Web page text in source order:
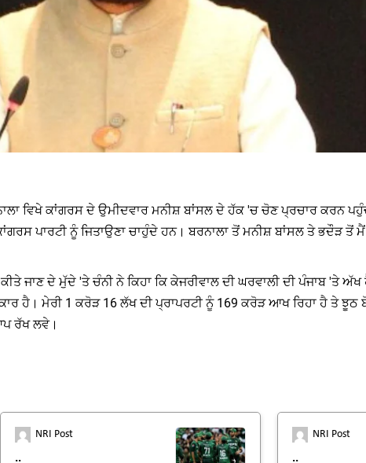
ਵਿਖੇ ਕਾਂਗਰਸ ਦੇ ਉਮੀਦਵਾਰ ਮਨੀਸ਼ ਬਾਂਸਲ ਦੇ ਹੱਕ 'ਚ ਚੋਣ ਪ੍ਰਚਾਰ ਕਰਨ
ਪਾਰਟੀ ਨੂੰ ਜਿਤਾਉਣਾ ਚਾਹੁੰਦੇ ਹਨ। ਬਰਨਾਲਾ ਤੋਂ ਮਨੀਸ਼ ਬਾਂਸਲ ਤੇ ਭਦੌੜ ਤੋਂ ਮੈਂ
ਜਾਣ ਦੇ ਮੁੱਦੇ 'ਤੇ ਚੰਨੀ ਨੇ ਕਿਹਾ ਕਿ ਕੇਜਰੀਵਾਲ ਦੀ ਘਰਵਾਲੀ ਦੀ ਪੰਜਾਬ 'ਤੇ
ਹੈ। ਮੇਰੀ 1 ਕਰੋੜ 16 ਲੱਖ ਦੀ ਪ੍ਰਾਪਰਟੀ ਨੂੰ 169 ਕਰੋੜ ਆਖ ਰਿਹਾ ਹੈ ਤੇ ਝੂਠ
ਰੱਖ ਲਵੇ।
NRI Post
..
NRI Post
..